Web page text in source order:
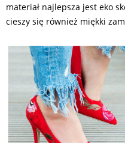
materiał najlepsza jest eko
cieszy się również miękki